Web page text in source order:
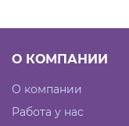
О КОМПАНИИ
О компании
Работа у нас